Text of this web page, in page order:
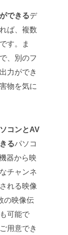
できるデ
ば、複数
す。
ま
、別のフ
力ができ
物を気に
コンとAV
るパソコ
器から映
チャンネ
れる映像
の映像伝
可能で
用意でき